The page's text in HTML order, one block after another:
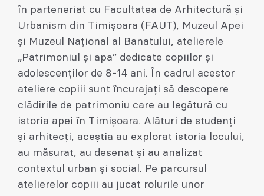
în parteneriat cu Facultatea de Arhitectură și
Urbanism din Timișoara (FAUT), Muzeul Apei
și Muzeul Național al Banatului, atelierele
„Patrimoniul și apa” dedicate copiilor și
adolescenților de 8-14 ani. În cadrul acestor
ateliere copiii sunt încurajați să descopere
clădirile de patrimoniu care au legătură cu
istoria apei în Timișoara. Alături de studenți
și arhitecți, aceștia au explorat istoria locului,
au măsurat, au desenat și au analizat
contextul urban și social. Pe parcursul
atelierelor copiii au jucat rolurile unor